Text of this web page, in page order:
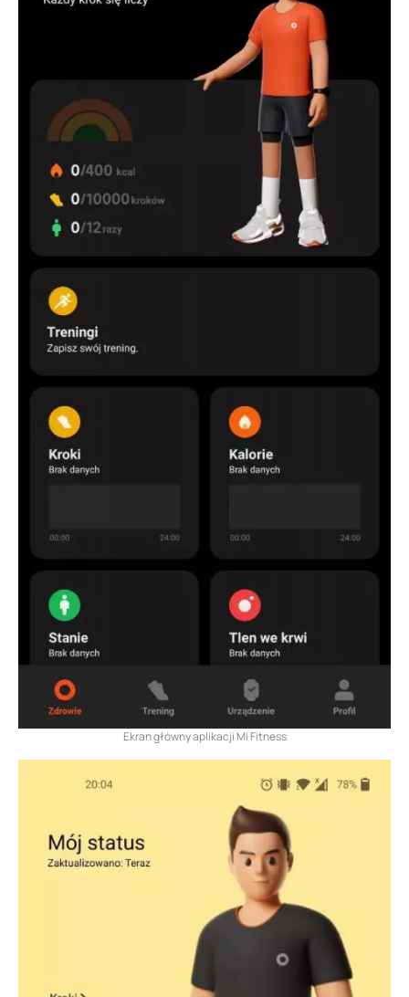
Ekran główny aplikacji Mi Fitness